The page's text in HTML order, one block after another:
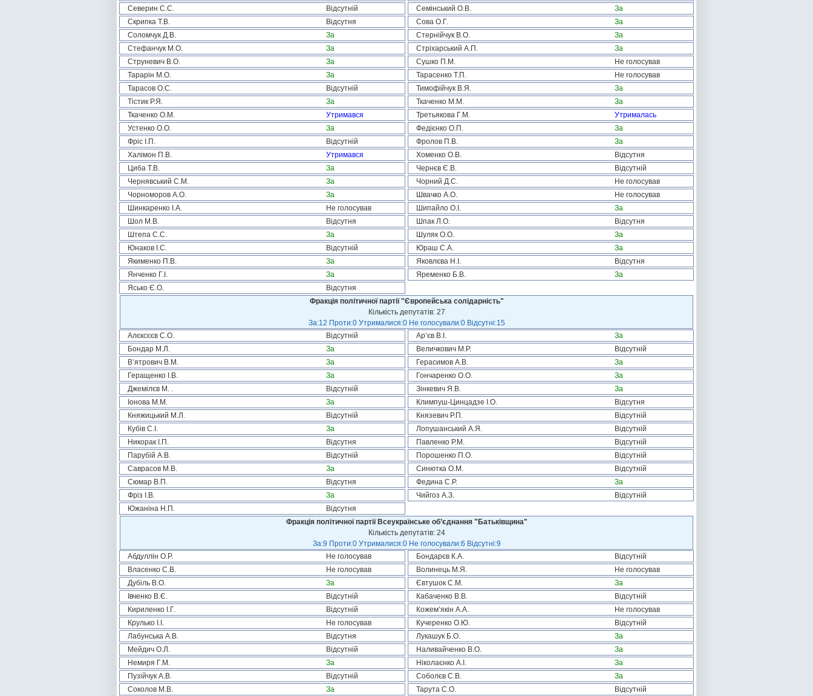
Северин С.С.
Відсутній Семінський О.В.
За
Скрипка Т.В.
Відсутня Сова О.Г.
За
Соломчук Д.В.
За Стернійчук В.О.
За
Стефанчук М.О.
За Стріхарський А.П.
За
Струневич В.О.
За Сушко П.М.
Не голосував
Тарарін М.О.
За Тарасенко Т.П.
Не голосував
Тарасов О.С.
Відсутній Тимофійчук В.Я.
За
Тістик Р.Я.
За Ткаченко М.М.
За
Ткаченко О.М.
Утримався Третьякова Г.М.
Утрималась
Устенко О.О.
За Федієнко О.П.
За
Фріс І.П.
Відсутній Фролов П.В.
За
Халімон П.В.
Утримався Хоменко О.В.
Відсутня
Циба Т.В.
За Чернєв Є.В.
Відсутній
Чернявський С.М.
За Чорний Д.С.
Не голосував
Чорноморов А.О.
За Швачко А.О.
Не голосував
Шинкаренко І.А.
Не голосував Шипайло О.І.
За
Шол М.В.
Відсутня Шпак Л.О.
Відсутня
Штепа С.С.
За Шуляк О.О.
За
Юнаков І.С.
Відсутній Юраш С.А.
За
Якименко П.В.
За Яковлєва Н.І.
Відсутня
Янченко Г.І.
За Яременко Б.В.
За
Ясько Є.О.
Відсутня
Фракція політичної партії "Європейська солідарність"
Кількість депутатів: 27
За:12 Проти:0 Утрималися:0 Не голосували:0 Відсутні:15
Алєксєєв С.О.
Відсутній Ар’єв В.І.
За
Бондар М.Л.
За Величкович М.Р.
Відсутній
В’ятрович В.М.
За Герасимов А.В.
За
Геращенко І.В.
За Гончаренко О.О.
За
Джемілєв М. .
Відсутній Зінкевич Я.В.
За
Іонова М.М.
За Климпуш-Цинцадзе І.О.
Відсутня
Княжицький М.Л.
Відсутній Князевич Р.П.
Відсутній
Кубів С.І.
За Лопушанський А.Я.
Відсутній
Никорак І.П.
Відсутня Павленко Р.М.
Відсутній
Парубій А.В.
Відсутній Порошенко П.О.
Відсутній
Саврасов М.В.
За Синютка О.М.
Відсутній
Сюмар В.П.
Відсутня Федина С.Р.
За
Фріз І.В.
За Чийгоз А.З.
Відсутній
Южаніна Н.П.
Відсутня
Фракція політичної партії Всеукраїнське об’єднання "Батьківщина"
Кількість депутатів: 24
За:9 Проти:0 Утрималися:0 Не голосували:6 Відсутні:9
Абдуллін О.Р.
Не голосував Бондарєв К.А.
Відсутній
Власенко С.В.
Не голосував Волинець М.Я.
Не голосував
Дубіль В.О.
За Євтушок С.М.
За
Івченко В.Є.
Відсутній Кабаченко В.В.
Відсутній
Кириленко І.Г.
Відсутній Кожем’якін А.А.
Не голосував
Крулько І.І.
Не голосував Кучеренко О.Ю.
Відсутній
Лабунська А.В.
Відсутня Лукашук Б.О.
За
Мейдич О.Л.
Відсутній Наливайченко В.О.
За
Немиря Г.М.
За Ніколаєнко А.І.
За
Пузійчук А.В.
Відсутній Соболєв С.В.
За
Соколов М.В.
За Тарута С.О. Відсутній